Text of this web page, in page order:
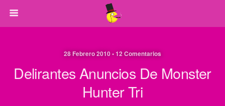
28 Febrero 2010 • 12 Comentarios
Delirantes Anuncios De Monster
Hunter Tri